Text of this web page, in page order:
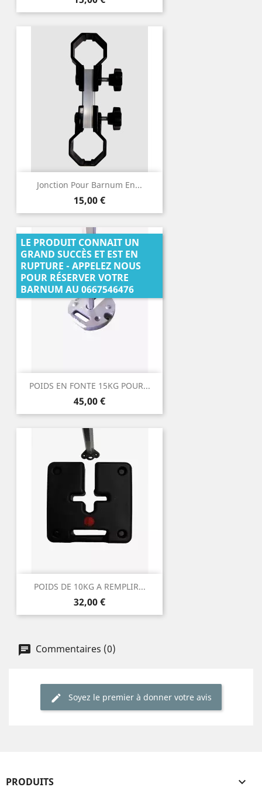
Jonction Pour Barnum En...
Prix
15,00 €
POIDS EN FONTE 15KG POUR...
Prix
45,00 €
LE PRODUIT CONNAIT UN
GRAND SUCCÈS ET EST EN
RUPTURE - APPELEZ NOUS
POUR RÉSERVER VOTRE
BARNUM AU 0667546476
POIDS DE 10KG A REMPLIR...
Prix
32,00 €
Commentaires (0)
Soyez le premier à donner votre avis
PRODUITS 